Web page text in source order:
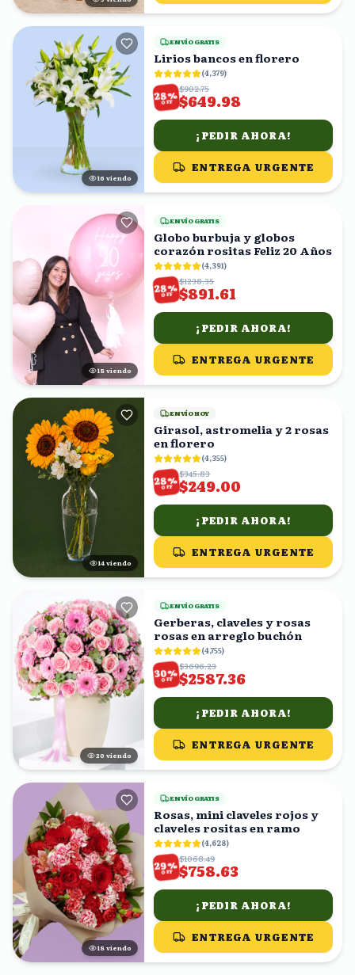
15 viendo
ENVÍO GRATIS
Lirios bancos en florero
(4,379)
28%
OFF
$902.75
$649.98
¡PEDIR AHORA!
ENTREGA URGENTE
19 viendo
ENVÍO GRATIS
Globo burbuja y globos
corazón rositas Feliz 20 Años
(4,391)
28%
OFF
$1238.35
$891.61
¡PEDIR AHORA!
ENTREGA URGENTE
13 viendo
ENVÍO HOY
Girasol, astromelia y 2 rosas
en florero
(4,355)
28%
OFF
$345.83
$249.00
¡PEDIR AHORA!
ENTREGA URGENTE
20 viendo
ENVÍO GRATIS
Gerberas, claveles y rosas
rosas en arreglo buchón
(4,755)
30%
OFF
$3696.23
$2587.36
¡PEDIR AHORA!
ENTREGA URGENTE
19 viendo
ENVÍO GRATIS
Rosas, mini claveles rojos y
claveles rositas en ramo
(4,628)
29%
OFF
$1068.49
$758.63
¡PEDIR AHORA!
ENTREGA URGENTE